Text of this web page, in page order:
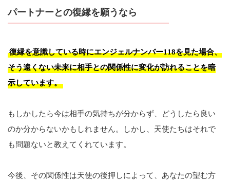
パートナーとの復縁を願うなら
復縁を意識している時にエンジェルナンバー118を見た場合、
そう遠くない未来に相手との関係性に変化が訪れることを暗
示しています。
もしかしたら今は相手の気持ちが分からず、どうしたら良い
のか分からないかもしれません。しかし、天使たちはそれで
も問題ないと教えてくれています。
今後、その関係性は天使の後押しによって、あなたの望む方